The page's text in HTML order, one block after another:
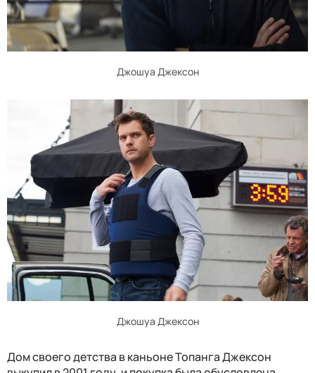
Джошуа Джексон
Джошуа Джексон
Дом своего детства в каньоне Топанга Джексон